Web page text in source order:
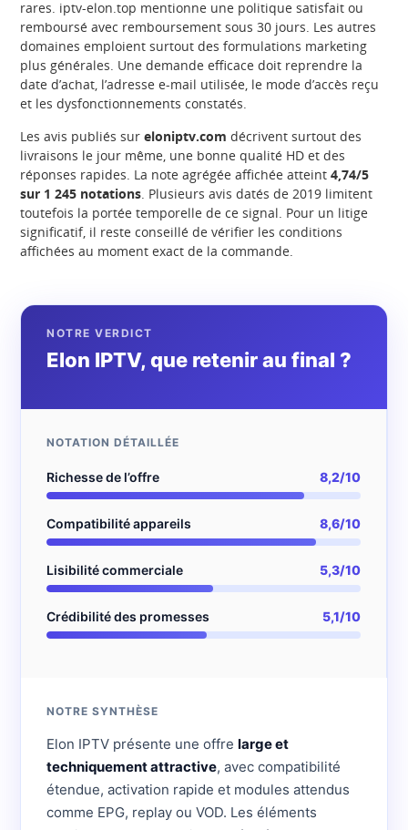
rares. iptv-elon.top mentionne une politique satisfait ou
remboursé avec remboursement sous 30 jours. Les autres
domaines emploient surtout des formulations marketing
plus générales. Une demande efficace doit reprendre la
date d’achat, l’adresse e-mail utilisée, le mode d’accès reçu
et les dysfonctionnements constatés.
Les avis publiés sureloniptv.com décrivent surtout des
livraisons le jour même, une bonne qualité HD et des
réponses rapides. La note agrégée affichée atteint4,74/5
sur 1 245 notations. Plusieurs avis datés de 2019 limitent
toutefois la portée temporelle de ce signal. Pour un litige
significatif, il reste conseillé de vérifier les conditions
affichées au moment exact de la commande.
NOTRE VERDICT
Elon IPTV, que retenir au final ?
NOTATION DÉTAILLÉE
Richesse de l’offre 8,2/10
Compatibilité appareils 8,6/10
Lisibilité commerciale 5,3/10
Crédibilité des promesses 5,1/10
NOTRE SYNTHÈSE
Elon IPTV présente une offrelarge et
techniquement attractive, avec compatibilité
étendue, activation rapide et modules attendus
comme EPG, replay ou VOD. Les éléments